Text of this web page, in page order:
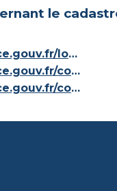
le
https://www.legifrance.gouv.fr/loda/id/JORFTEXT000000686267/
https://www.legifrance.gouv.fr/codes/article_lc/LEGIARTI000036588629/
https://www.legifrance.gouv.fr/codes/id/LEGISCTA000006180153/